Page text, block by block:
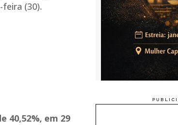
(30).
40,52%, em 29